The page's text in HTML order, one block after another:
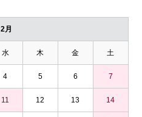
2月
水 木 金 土
4 5 6 7
11 12 13 14